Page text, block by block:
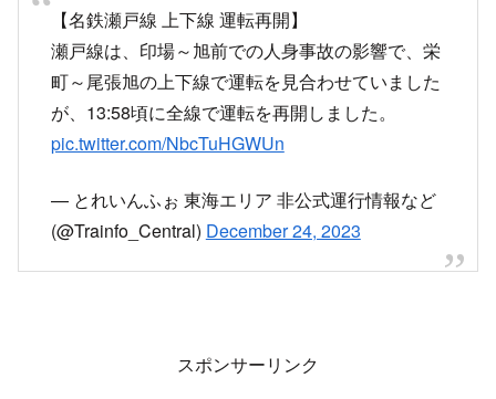
【名鉄瀬戸線 上下線 運転再開】
瀬戸線は、印場～旭前での人身事故の影響で、栄
町～尾張旭の上下線で運転を見合わせていました
が、13:58頃に全線で運転を再開しました。
pic.twitter.com/NbcTuHGWUn
— とれいんふぉ 東海エリア 非公式運行情報など
(@Trainfo_Central) December 24, 2023
スポンサーリンク